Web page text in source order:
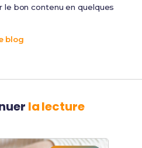
le bon contenu en quelques
blog
la lecture